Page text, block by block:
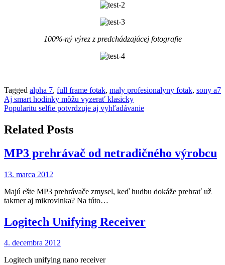
100%-ný výrez z predchádzajúcej fotografie
Tagged alpha 7, full frame fotak, maly profesionalyny fotak, sony a7
Navigácia
v
článku
Aj smart hodinky môžu vyzerať klasicky
Popularitu selfie potvrdzuje aj vyhľadávanie
Related Posts
MP3 prehrávač od netradičného výrobcu
13. marca 2012
Majú ešte MP3 prehrávače zmysel, keď hudbu dokáže prehrať už
takmer aj mikrovlnka? Na túto…
Logitech Unifying Receiver
4. decembra 2012
Logitech unifying nano receiver